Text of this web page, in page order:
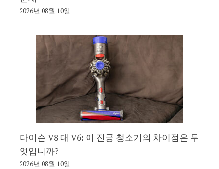
2026년 08월 10일
다이슨 V8 대 V6: 이 진공 청소기의 차이점은 무
엇입니까?
2026년 08월 10일